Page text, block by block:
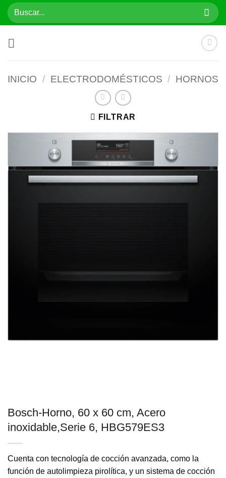
SaltarBuscar
por:
INICIO / ELECTRODOMÉSTICOS / HORNOS
FILTRAR
Bosch-Horno, 60 x 60 cm, Acero
inoxidable,Serie 6, HBG579ES3
Cuenta con tecnología de cocción avanzada, como la
función de autolimpieza pirolítica, y un sistema de cocción